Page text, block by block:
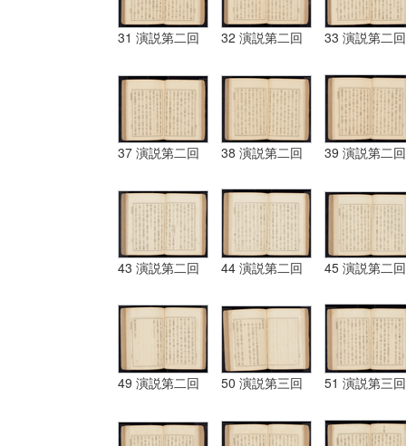
31 演説第二回 32 演説第二回 33 演説第二回
37 演説第二回 38 演説第二回 39 演説第二回
43 演説第二回 44 演説第二回 45 演説第二回
49 演説第二回 50 演説第三回 51 演説第三回